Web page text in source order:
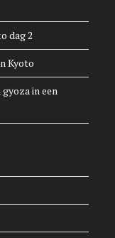
dag 2
Kyoto
in een